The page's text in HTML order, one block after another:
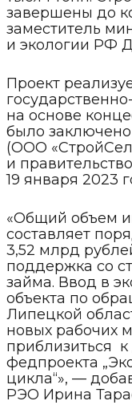
завершены до
заместитель
и экологии РФ
Проект
на основе
было
(ООО
и
19 января 2023
«Общий объем
составляет
3,52 млрд
поддержка со
займа. Ввод в
объекта по
Липецкой
новых рабочих
приблизиться
федпроекта
цикла“», —
РЭО Ирина